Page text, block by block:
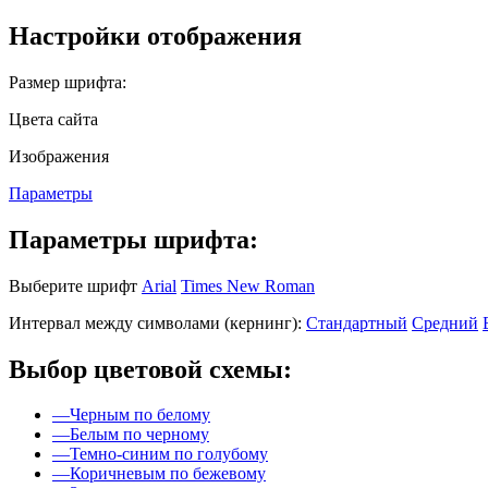
Настройки отображения
Размер шрифта:
Цвета сайта
Изображения
Параметры
Параметры шрифта:
Выберите шрифт Arial Times New Roman
Интервал между символами (кернинг): Стандартный Средний
Выбор цветовой схемы:
—Черным по белому
—Белым по черному
—Темно-синим по голубому
—Коричневым по бежевому